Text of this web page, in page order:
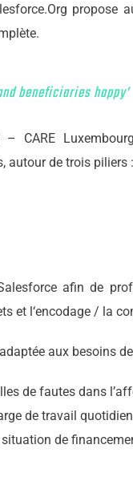
propose
beneficiaries happy’
CARE
autour de trois piliers :
afin de
et l‘encodage / la
aux besoins
de fautes dans
de travail
de